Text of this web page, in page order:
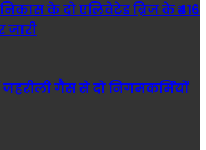
के दो एलिवेटेड ब्रिज के ₹416
जारी
गैस से दो निगमकर्मियों